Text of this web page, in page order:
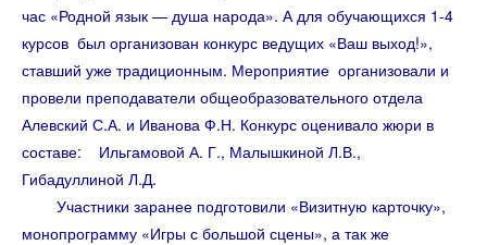
час «Родной язык — душа народа». А для обучающихся 1-4
курсов был организован конкурс ведущих «Ваш выход!»,
ставший уже традиционным. Мероприятие организовали и
провели преподаватели общеобразовательного отдела
Алевский С.А. и Иванова Ф.Н. Конкурс оценивало жюри в
составе: Ильгамовой А. Г., Малышкиной Л.В.,
Гибадуллиной Л.Д.
Участники заранее подготовили «Визитную карточку»,
монопрограмму «Игры с большой сцены», а так же